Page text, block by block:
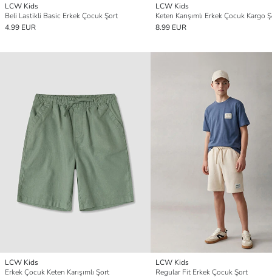
LCW Kids
Beli Lastikli Basic Erkek Çocuk Şort
4.99 EUR
LCW Kids
Keten Karışımlı Erkek Çocuk Kargo
8.99 EUR
LCW Kids
Erkek Çocuk Keten Karışımlı Şort
LCW Kids
Regular Fit Erkek Çocuk Şort